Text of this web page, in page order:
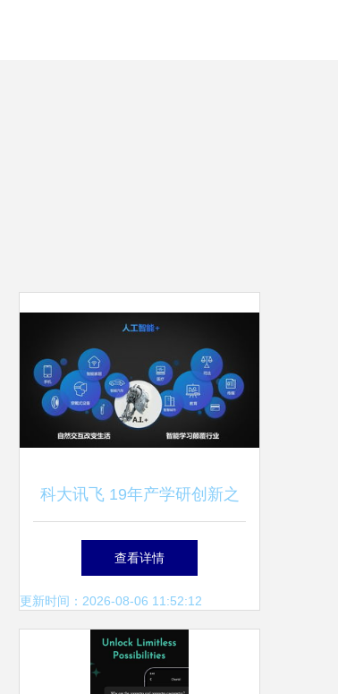
科大讯飞 19年产学研创新之
路的成果与启示
查看详情
更新时间：2026-08-06 11:52:12